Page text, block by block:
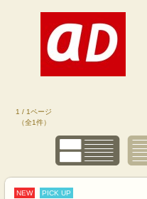
1 / 1ページ
（全1件）
NEW PICK UP